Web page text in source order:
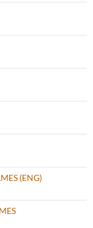
(ENG)